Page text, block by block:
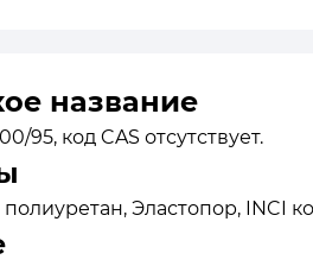
название
95, код CAS отсутствует.
Эластопор, INCI